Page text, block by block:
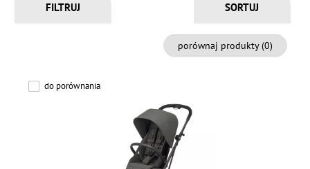
FILTRUJ
porównaj produkty (0)
do porównania